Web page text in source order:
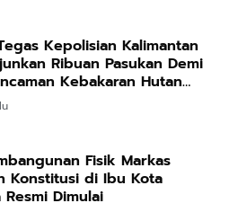
Kepolisian Kalimantan
Ribuan Pasukan Demi
Kebakaran Hutan
Ekstrem
Fisik Markas
Konstitusi di Ibu Kota
Dimulai